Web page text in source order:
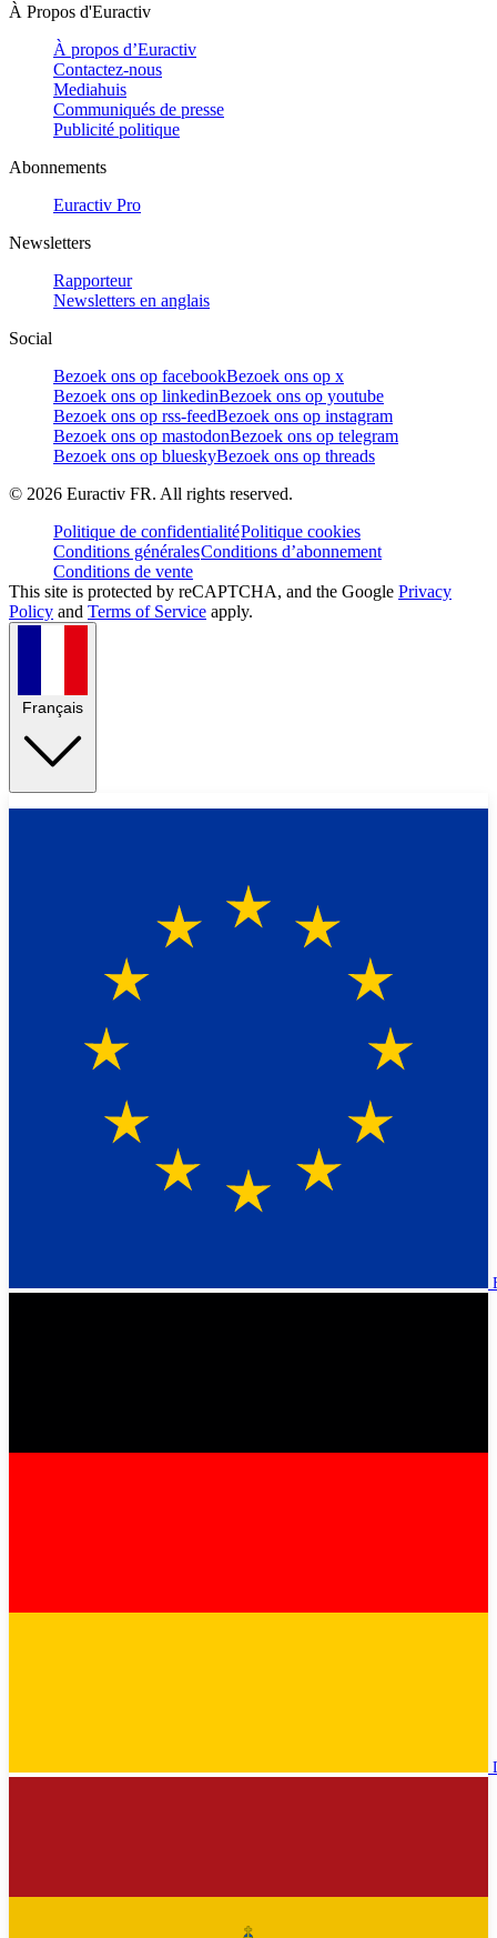
À Propos d'Euractiv
À propos d’Euractiv
Contactez-nous
Mediahuis
Communiqués de presse
Publicité politique
Abonnements
Euractiv Pro
Newsletters
Rapporteur
Newsletters en anglais
Social
Bezoek ons op facebookBezoek ons op x
Bezoek ons op linkedinBezoek ons op youtube
Bezoek ons op rss-feedBezoek ons op instagram
Bezoek ons op mastodonBezoek ons op telegram
Bezoek ons op blueskyBezoek ons op threads
© 2026 Euractiv FR. All rights reserved.
Politique de confidentialitéPolitique cookies
Conditions généralesConditions d’abonnement
Conditions de vente
This site is protected by reCAPTCHA, and the Google Privacy
Policy and Terms of Service apply.
Français